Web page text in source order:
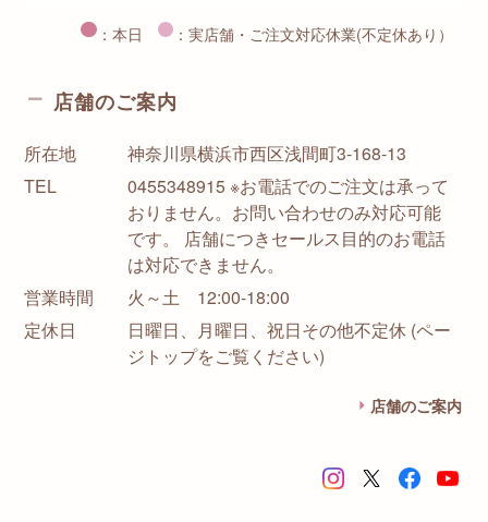
：本日 ：実店舗・ご注文対応休業(不定休あり）
店舗のご案内
所在地
神奈川県横浜市西区浅間町3-168-13
TEL
0455348915 ※お電話でのご注文は承って
おりません。お問い合わせのみ対応可能
です。 店舗につきセールス目的のお電話
は対応できません。
営業時間
火～土 12:00-18:00
定休日
日曜日、月曜日、祝日その他不定休 (ペー
ジトップをご覧ください)
店舗のご案内